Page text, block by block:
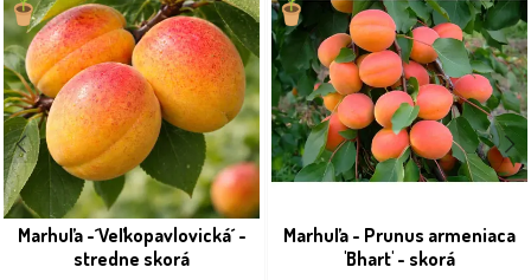
Marhuľa -´Veľkopavlovická´ -
stredne skorá
Marhuľa - Prunus armeniaca
'Bhart' - skorá